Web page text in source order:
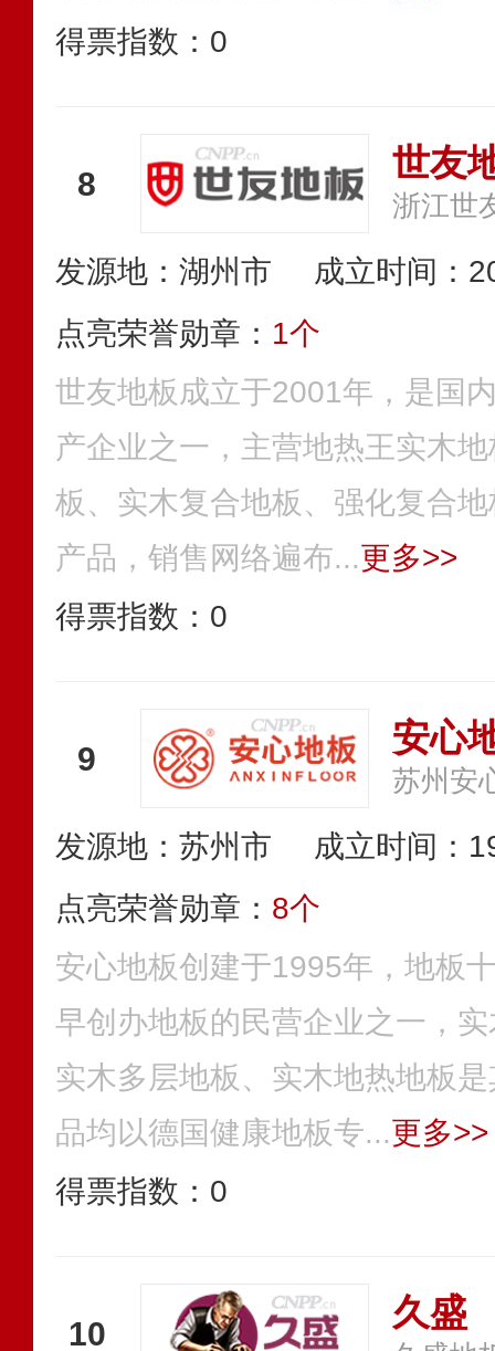
得票指数： 0
8 世友
浙江世
发源地：湖州市
成立时间：
点亮荣誉勋章： 1个
世友地板成立于2001年，是国
产企业之一，主营地热王实木
板、实木复合地板、强化复合
产品，销售网络遍布...更多>>
得票指数： 0
9 安心
苏州安
发源地：苏州市
成立时间：
点亮荣誉勋章： 8个
安心地板创建于1995年，地板
早创办地板的民营企业之一，
实木多层地板、实木地热地板
品均以德国健康地板专...更多>>
得票指数： 0
10 久盛